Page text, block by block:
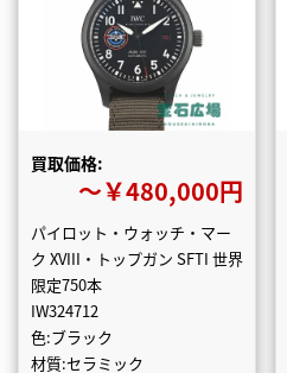
買取価格:
〜￥480,000円
パイロット・ウォッチ・マー
ク XVIII・トップガン SFTI 世界
限定750本
IW324712
色:ブラック
材質:セラミック